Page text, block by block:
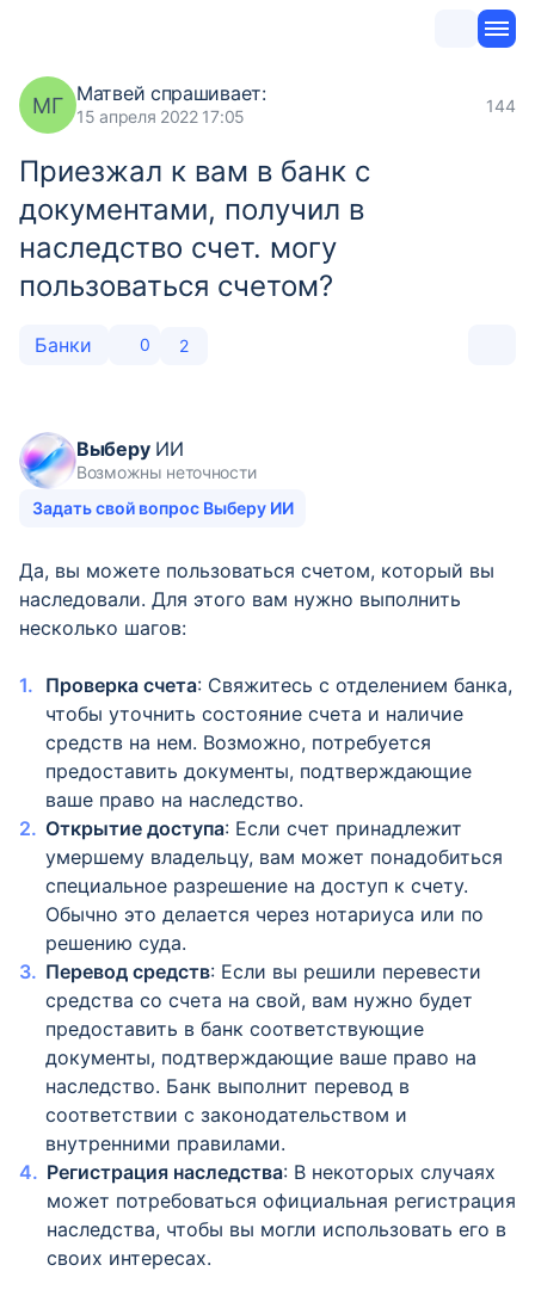
МГ Матвей спрашивает:
15 апреля 2022 17:05
144
Приезжал к вам в банк с
документами, получил в
наследство счет. могу
пользоваться счетом?
Банки 0 2
ВыберуИИ
Возможны неточности
Задать свой вопрос Выберу ИИ
Да, вы можете пользоваться счетом, который вы
наследовали. Для этого вам нужно выполнить
несколько шагов:
Проверка счета: Свяжитесь с отделением банка,
чтобы уточнить состояние счета и наличие
средств на нем. Возможно, потребуется
предоставить документы, подтверждающие
ваше право на наследство.
Открытие доступа: Если счет принадлежит
умершему владельцу, вам может понадобиться
специальное разрешение на доступ к счету.
Обычно это делается через нотариуса или по
решению суда.
Перевод средств: Если вы решили перевести
средства со счета на свой, вам нужно будет
предоставить в банк соответствующие
документы, подтверждающие ваше право на
наследство. Банк выполнит перевод в
соответствии с законодательством и
внутренними правилами.
Регистрация наследства: В некоторых случаях
может потребоваться официальная регистрация
наследства, чтобы вы могли использовать его в
своих интересах.